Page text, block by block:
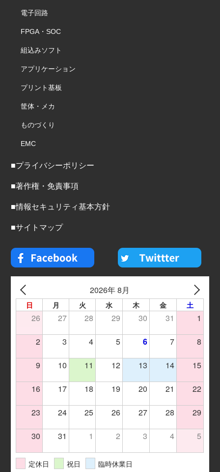
電子回路
FPGA・SOC
組込みソフト
アプリケーション
プリント基板
筐体・メカ
ものづくり
EMC
■プライバシーポリシー
■著作権・免責事項
■情報セキュリティ基本方針
■サイトマップ
2026年 8月
日 月 火 水 木 金 土
26 27 28 29 30 31 1
2 3 4 5 6 7 8
9 10 11 12 13 14 15
16 17 18 19 20 21 22
23 24 25 26 27 28 29
30 31 1 2 3 4 5
定休日 祝日 臨時休業日